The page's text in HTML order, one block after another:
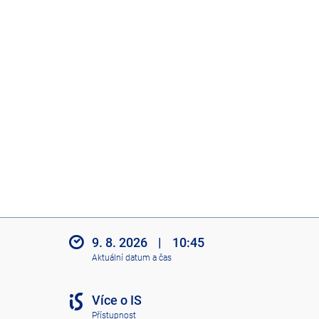
9. 8. 2026 | 10:45
Aktuální datum a čas
Více o IS
Přístupnost